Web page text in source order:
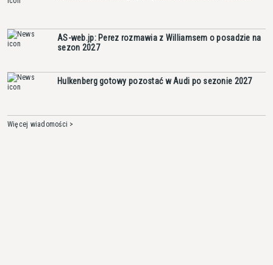
AS-web.jp: Perez rozmawia z Williamsem o posadzie na
sezon 2027
Hulkenberg gotowy pozostać w Audi po sezonie 2027
Więcej wiadomości >